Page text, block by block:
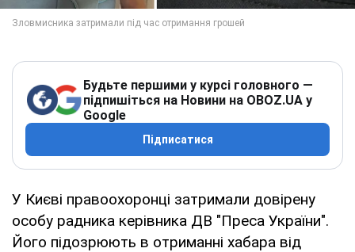
Будьте першими у курсі головного —
підпишіться на Новини на OBOZ.UA у
Google
Підписатися
У Києві правоохоронці затримали довірену
особу радника керівника ДВ "Преса України".
Його підозрюють в отриманні хабара від